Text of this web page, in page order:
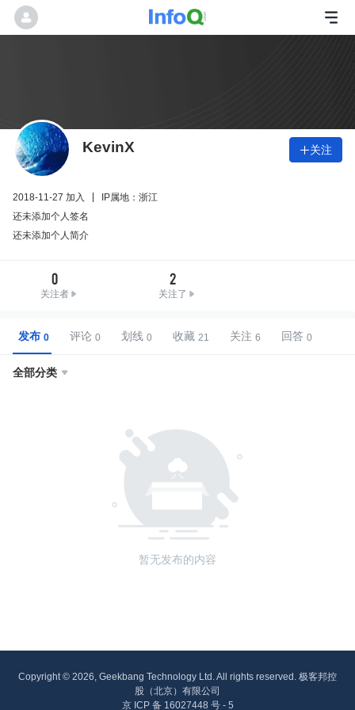
KevinX 关注
2018-11-27 加入
IP属地：浙江
还未添加个人签名
还未添加个人简介
0
关注者
2
关注了
发布 评论 划线 收藏 关注 回答
全部分类 
暂无发布的内容
Copyright © 2026, Geekbang Technology Ltd. All rights reserved. 极客邦控
股（北京）有限公司
京 ICP 备 16027448 号 - 5